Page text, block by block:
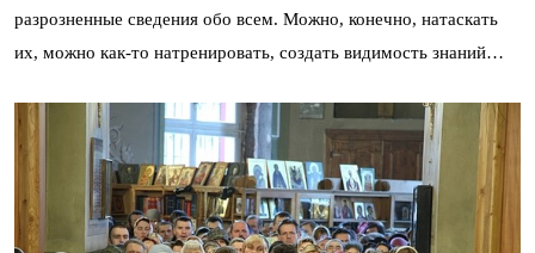
разрозненные сведения обо всем. Можно, конечно, натаскать
их, можно как-то натренировать, создать видимость знаний…